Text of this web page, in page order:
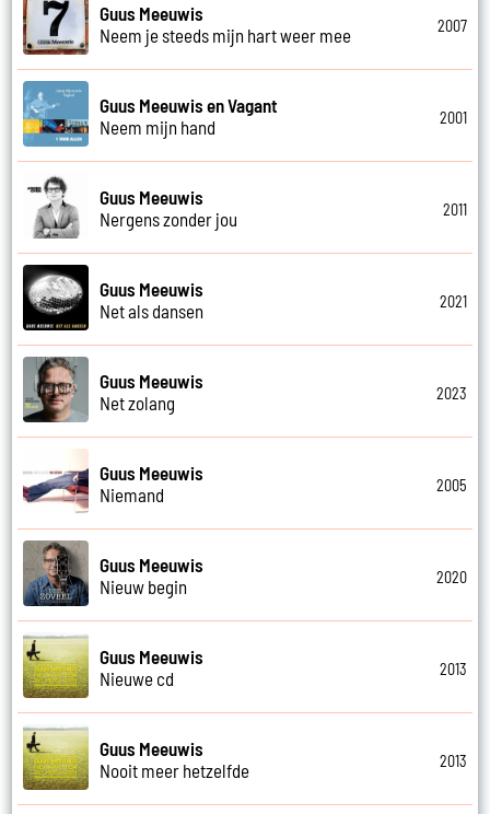
Guus Meeuwis
Neem je steeds mijn hart weer mee
2007
Guus Meeuwis en Vagant
Neem mijn hand
2001
Guus Meeuwis
Nergens zonder jou
2011
Guus Meeuwis
Net als dansen
2021
Guus Meeuwis
Net zolang
2023
Guus Meeuwis
Niemand
2005
Guus Meeuwis
Nieuw begin
2020
Guus Meeuwis
Nieuwe cd
2013
Guus Meeuwis
Nooit meer hetzelfde
2013